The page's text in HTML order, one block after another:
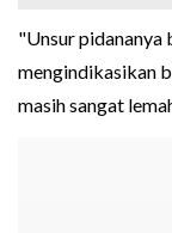
"Unsur pidananya
mengindikasikan
masih sangat